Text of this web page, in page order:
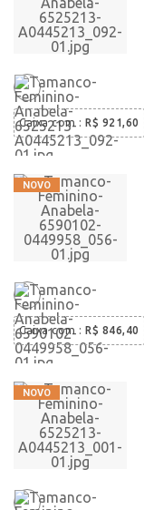
Caixa com : R$ 921,60
Caixa com : R$ 846,40